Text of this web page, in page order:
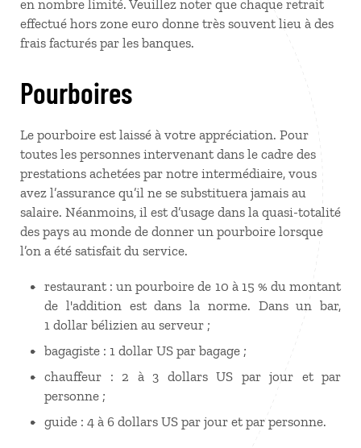
en nombre limité. Veuillez noter que chaque retrait
effectué hors zone euro donne très souvent lieu à des
frais facturés par les banques.
Pourboires
Le pourboire est laissé à votre appréciation. Pour
toutes les personnes intervenant dans le cadre des
prestations achetées par notre intermédiaire, vous
avez l’assurance qu’il ne se substituera jamais au
salaire. Néanmoins, il est d’usage dans la quasi-totalité
des pays au monde de donner un pourboire lorsque
l’on a été satisfait du service.
restaurant : un pourboire de 10 à 15 % du montant
de l'addition est dans la norme. Dans un bar,
1 dollar bélizien au serveur ;
bagagiste : 1 dollar US par bagage ;
chauffeur : 2 à 3 dollars US par jour et par
personne ;
guide : 4 à 6 dollars US par jour et par personne.